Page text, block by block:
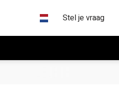
Stel je vraag